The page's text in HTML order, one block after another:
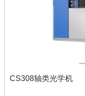
CS308轴类光学机